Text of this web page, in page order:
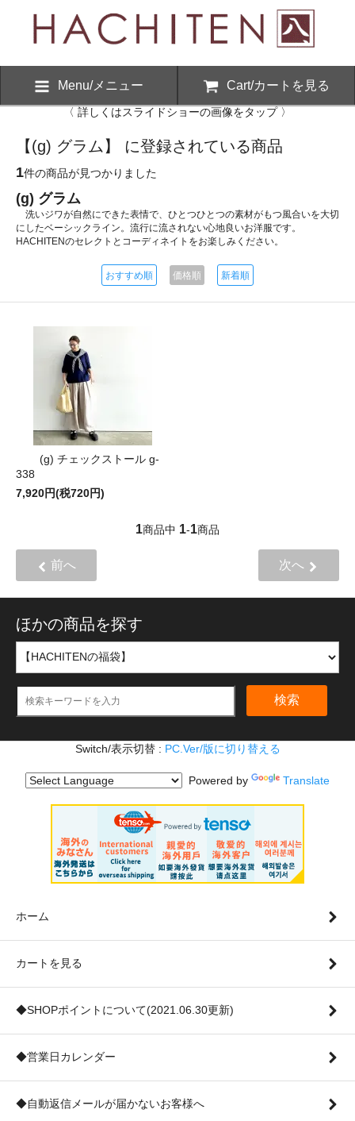
Menu/メニュー Cart/カートを見る
〈 詳しくはスライドショーの画像をタップ 〉
【(g) グラム】 に登録されている商品
1件の商品が見つかりました
(g) グラム
洗いジワが自然にできた表情で、ひとつひとつの素材がもつ風合いを大切
にしたベーシックライン。流行に流されない心地良いお洋服です。
HACHITENのセレクトとコーディネイトをお楽しみください。
おすすめ順 価格順 新着順
(g) チェックストール g-
338
7,920円(税720円)
1商品中 1-1商品
前へ 次へ
ほかの商品を探す
検索
Switch/表示切替 : PC.Ver/版に切り替える
Powered by Translate
ホーム
カートを見る
◆SHOPポイントについて(2021.06.30更新)
◆営業日カレンダー
◆自動返信メールが届かないお客様へ